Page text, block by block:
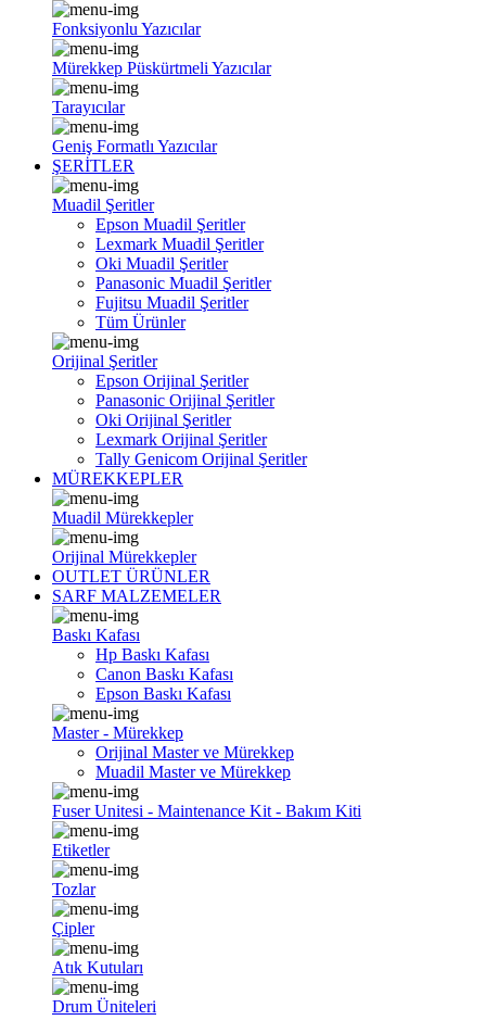
Fonksiyonlu Yazıcılar
Mürekkep Püskürtmeli Yazıcılar
Tarayıcılar
Geniş Formatlı Yazıcılar
ŞERİTLER
Muadil Şeritler
Epson Muadil Şeritler
Lexmark Muadil Şeritler
Oki Muadil Şeritler
Panasonic Muadil Şeritler
Fujitsu Muadil Şeritler
Tüm Ürünler
Orijinal Şeritler
Epson Orijinal Şeritler
Panasonic Orijinal Şeritler
Oki Orijinal Şeritler
Lexmark Orijinal Şeritler
Tally Genicom Orijinal Şeritler
MÜREKKEPLER
Muadil Mürekkepler
Orijinal Mürekkepler
OUTLET ÜRÜNLER
SARF MALZEMELER
Baskı Kafası
Hp Baskı Kafası
Canon Baskı Kafası
Epson Baskı Kafası
Master - Mürekkep
Orijinal Master ve Mürekkep
Muadil Master ve Mürekkep
Fuser Unitesi - Maintenance Kit - Bakım Kiti
Etiketler
Tozlar
Çipler
Atık Kutuları
Drum Üniteleri